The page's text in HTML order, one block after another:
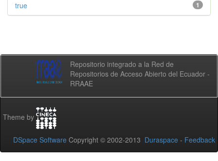
1
true
Repositorio integrado a la Red de
Repositorios de Acceso Abierto del Ecuador -
RRAAE
Theme by
DSpace Software Copyright © 2002-2013 Duraspace - Feedback